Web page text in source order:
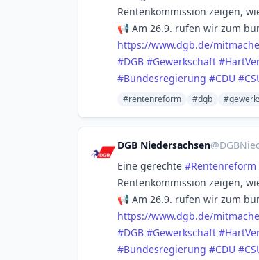
Rentenkommission zeigen,
📢 Am 26.9. rufen wir zum
https://www.dgb.de/
#DGB #Gewerkschaft #
#Bundesregierung #CDU #
#rentenreform #dgb
DGB Niedersachsen@
Eine gerechte #Rentenreform
Rentenkommission zeigen,
📢 Am 26.9. rufen wir zum
https://www.dgb.de/
#DGB #Gewerkschaft #
#Bundesregierung #CDU #